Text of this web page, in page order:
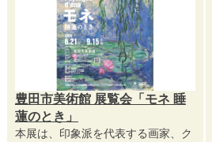
豊田市美術館 展覧会「モネ 睡
蓮のとき」
本展は、印象派を代表する画家、ク